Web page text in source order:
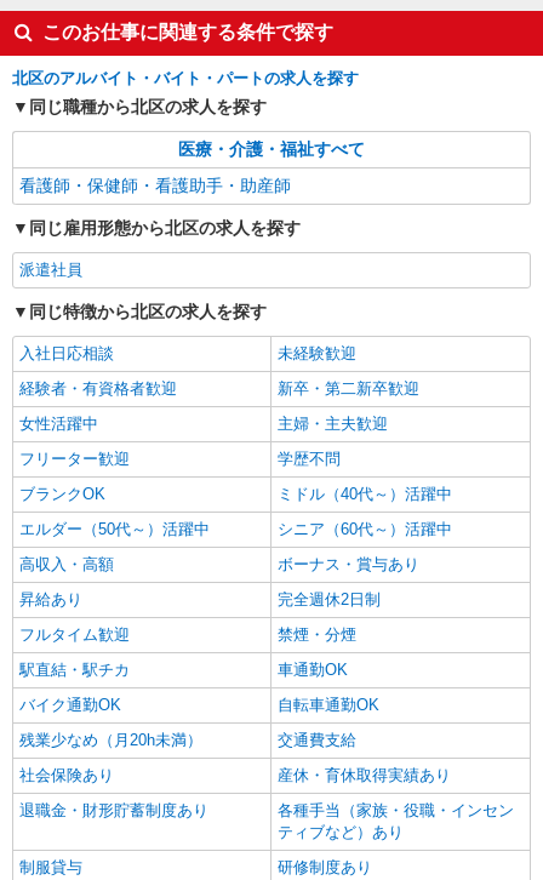
お試し勤務OK♪赤羽駅▼病院で看護助手▼補助
作業のみ！面接なし
時給1550円〜2312円 ＜日払い有/週払い有/交
通費全支給(ガソリン代含む)＞
北区内【赤羽駅近く】
キープ 詳細を見る
派遣社員
株式会社kotrio /●SW-H1-2024199
躍できる看護助手♪
時給1650円〜2312円 ＜日払い有/週払い有/交
通費全支給(ガソリン代含む)＞
キープ 詳細を見る
このお仕事に関連する条件で探す
北区のアルバイト・バイト・パートの求人を探す
同じ職種から北区の求人を探す
医療・介護・福祉すべて
看護師・保健師・看護助手・助産師
同じ雇用形態から北区の求人を探す
派遣社員
同じ特徴から北区の求人を探す
入社日応相談
未経験歓迎
経験者・有資格者歓迎
新卒・第二新卒歓迎
女性活躍中
主婦・主夫歓迎
フリーター歓迎
学歴不問
ブランクOK
ミドル（40代～）活躍中
エルダー（50代～）活躍中
シニア（60代～）活躍中
高収入・高額
ボーナス・賞与あり
昇給あり
完全週休2日制
フルタイム歓迎
禁煙・分煙
駅直結・駅チカ
車通勤OK
バイク通勤OK
自転車通勤OK
残業少なめ（月20h未満）
交通費支給
社会保険あり
産休・育休取得実績あり
退職金・財形貯蓄制度あり
各種手当（家族・役職・インセン
ティブなど）あり
制服貸与
研修制度あり